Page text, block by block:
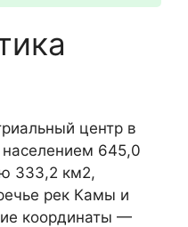
центр в
645,0
333,2 км2,
рек Камы и
координаты —